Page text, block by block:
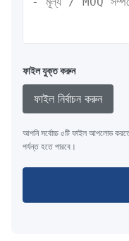
ফাইল যুক্ত করুন
ফাইল নির্বাচন করুন
আপনি সর্বোচ্চ ৫টি ফাইল আপলোড
পর্যন্ত হতে পারবে।